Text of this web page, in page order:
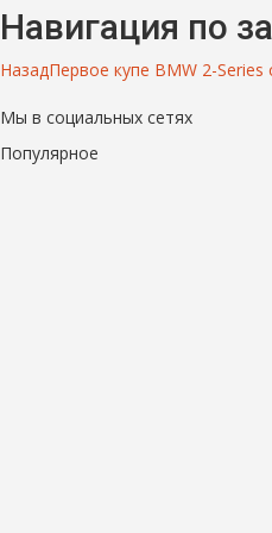
Навигация по
НазадПервое купе BMW 2-
Мы в социальных сетях
Популярное